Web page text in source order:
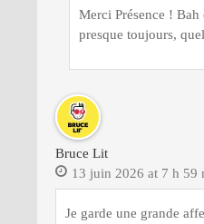
Merci Présence !
presque toujours,
Bruce Lit
13 juin 2026 at 7 h 59
Je garde une grande